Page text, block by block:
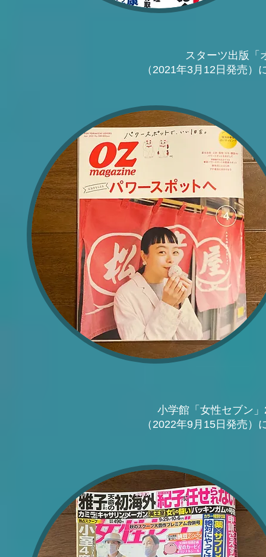
スターツ出版「
（2021年3月12日発売）
小学館「女性セブン
（2022年9月15日発売）